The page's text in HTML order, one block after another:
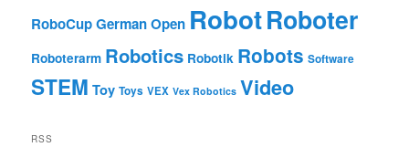
RoboCup German Open RobotRoboter
Roboterarm Robotics Robotik Robots Software
STEM Toy Toys VEX Vex Robotics Video
RSS